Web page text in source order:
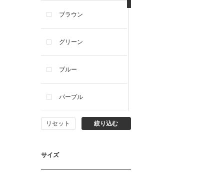
ブラウン
グリーン
ブルー
パープル
イエロー
ピンク
リセット 絞り込む
サイズ